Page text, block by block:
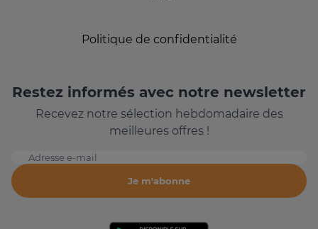
Politique de confidentialité
Restez informés avec notre newsletter
Recevez notre sélection hebdomadaire des
meilleures offres !
Adresse e-mail
Je m'abonne